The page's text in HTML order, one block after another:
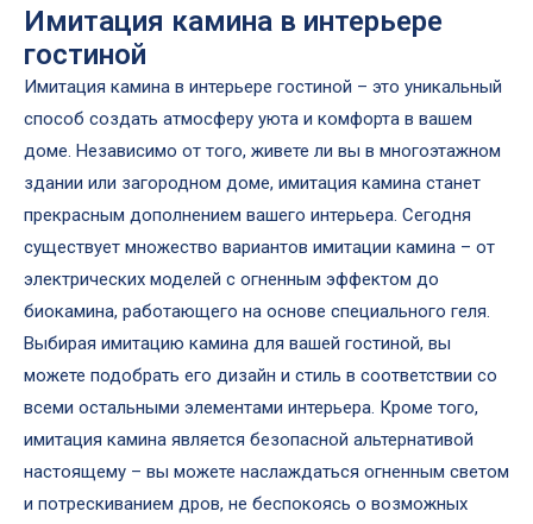
Имитация камина в интерьере
гостиной
Имитация камина в интерьере гостиной – это уникальный
способ создать атмосферу уюта и комфорта в вашем
доме. Независимо от того, живете ли вы в многоэтажном
здании или загородном доме, имитация камина станет
прекрасным дополнением вашего интерьера. Сегодня
существует множество вариантов имитации камина – от
электрических моделей с огненным эффектом до
биокамина, работающего на основе специального геля.
Выбирая имитацию камина для вашей гостиной, вы
можете подобрать его дизайн и стиль в соответствии со
всеми остальными элементами интерьера. Кроме того,
имитация камина является безопасной альтернативой
настоящему – вы можете наслаждаться огненным светом
и потрескиванием дров, не беспокоясь о возможных